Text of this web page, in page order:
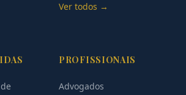
Ver todos →
PROFISSIONAIS
Advogados